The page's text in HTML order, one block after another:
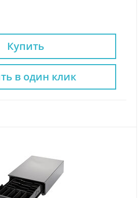
Купить
в один клик